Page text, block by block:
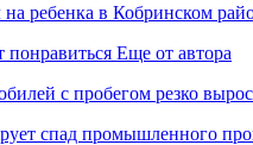
на ребенка в Кобринском
понравиться Еще от автора
с пробегом резко
спад промышленного